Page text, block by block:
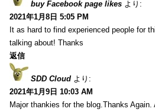
buy Facebook page likes より:
2021年1月8日 5:05 PM
It as hard to find experienced people for
talking about! Thanks
返信
SDD Cloud より:
2021年1月9日 10:03 AM
Major thankies for the blog.Thanks Again.